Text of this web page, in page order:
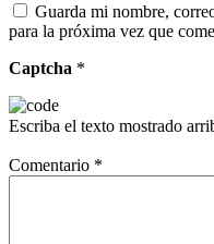
Guarda mi nombre,
para la próxima vez que
Captcha *
Escriba el texto mostrado
Comentario *